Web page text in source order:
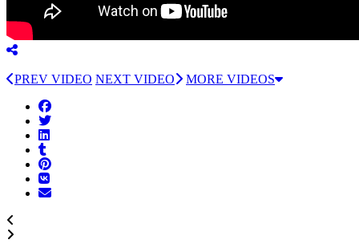
PREV VIDEO NEXT VIDEO MORE VIDEOS